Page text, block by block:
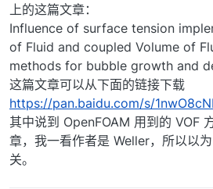
上的这篇文章：
Influence of surface tension
of Fluid and coupled Volume of
methods for bubble growth and
这篇文章可以从下面的链接下载
https://pan.baidu.com/s/
其中说到 OpenFOAM 用到的 VOF
章，我一看作者是 Weller，所以以
关。